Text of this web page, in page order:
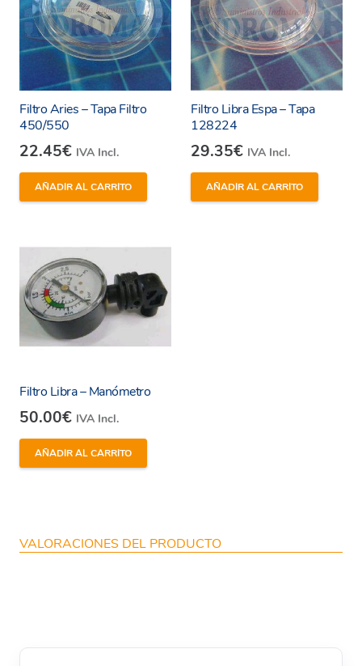
Filtro Aries – Tapa Filtro
450/550
22.45€ IVA Incl.
AÑADIR AL CARRITO
Filtro Libra Espa – Tapa
128224
29.35€ IVA Incl.
AÑADIR AL CARRITO
Filtro Libra – Manómetro
50.00€ IVA Incl.
AÑADIR AL CARRITO
VALORACIONES DEL PRODUCTO